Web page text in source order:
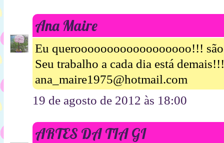
Ana Maire
Eu queroooooooooooooooooo!!!
Seu trabalho a cada dia está
ana_maire1975@hotmail.com
19 de agosto de 2012 às 18:00
ARTES DA TIA GI